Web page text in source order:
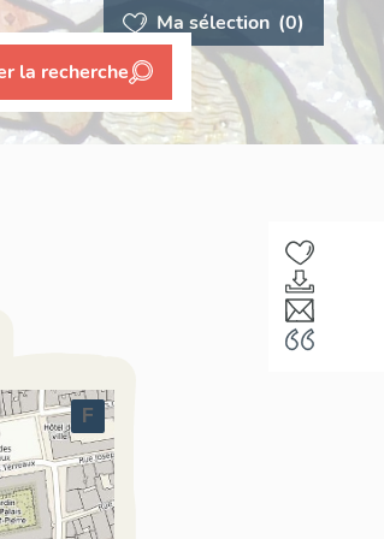
Ma sélection (0)
la recherche
F